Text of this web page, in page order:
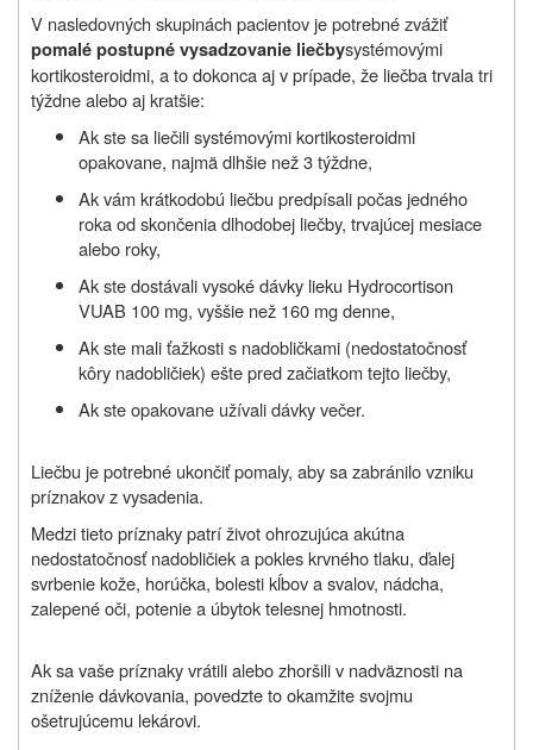
V nasledovných skupinách pacientov je potrebné zvážiť
pomalé postupné vysadzovanie liečbysystémovými
kortikosteroidmi, a to dokonca aj v prípade, že liečba trvala tri
týždne alebo aj kratšie:
Ak ste sa liečili systémovými kortikosteroidmi
opakovane, najmä dlhšie než 3 týždne,
Ak vám krátkodobú liečbu predpísali počas jedného
roka od skončenia dlhodobej liečby, trvajúcej mesiace
alebo roky,
Ak ste dostávali vysoké dávky lieku Hydrocortison
VUAB 100 mg, vyššie než 160 mg denne,
Ak ste mali ťažkosti s nadobličkami (nedostatočnosť
kôry nadobličiek) ešte pred začiatkom tejto liečby,
Ak ste opakovane užívali dávky večer.
Liečbu je potrebné ukončiť pomaly, aby sa zabránilo vzniku
príznakov z vysadenia.
Medzi tieto príznaky patrí život ohrozujúca akútna
nedostatočnosť nadobličiek a pokles krvného tlaku, ďalej
svrbenie kože, horúčka, bolesti kĺbov a svalov, nádcha,
zalepené oči, potenie a úbytok telesnej hmotnosti.
Ak sa vaše príznaky vrátili alebo zhoršili v nadväznosti na
zníženie dávkovania, povedzte to okamžite svojmu
ošetrujúcemu lekárovi.